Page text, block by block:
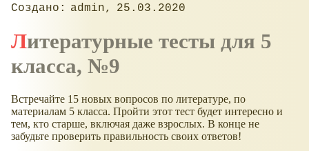
admin 25.03.2020
Литературные тесты для 5
класса, №9
Встречайте 15 новых вопросов по литературе, по
материалам 5 класса. Пройти этот тест будет интересно и
тем, кто старше, включая даже взрослых. В конце не
забудьте проверить правильность своих ответов!